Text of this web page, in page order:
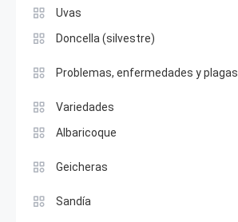
Uvas
Doncella (silvestre)
Problemas, enfermedades y plagas
Variedades
Albaricoque
Geicheras
Sandía